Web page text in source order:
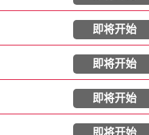
即将开始
即将开始
即将开始
即将开始